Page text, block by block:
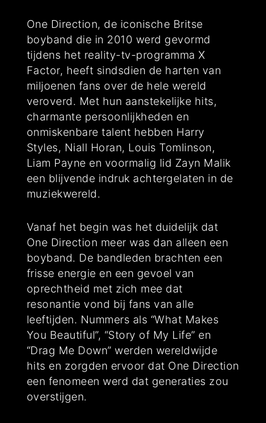
One Direction, de iconische Britse
boyband die in 2010 werd gevormd
tijdens het reality-tv-programma X
Factor, heeft sindsdien de harten van
miljoenen fans over de hele wereld
veroverd. Met hun aanstekelijke hits,
charmante persoonlijkheden en
onmiskenbare talent hebben Harry
Styles, Niall Horan, Louis Tomlinson,
Liam Payne en voormalig lid Zayn Malik
een blijvende indruk achtergelaten in de
muziekwereld.
Vanaf het begin was het duidelijk dat
One Direction meer was dan alleen een
boyband. De bandleden brachten een
frisse energie en een gevoel van
oprechtheid met zich mee dat
resonantie vond bij fans van alle
leeftijden. Nummers als “What Makes
You Beautiful”, “Story of My Life” en
“Drag Me Down” werden wereldwijde
hits en zorgden ervoor dat One Direction
een fenomeen werd dat generaties zou
overstijgen.